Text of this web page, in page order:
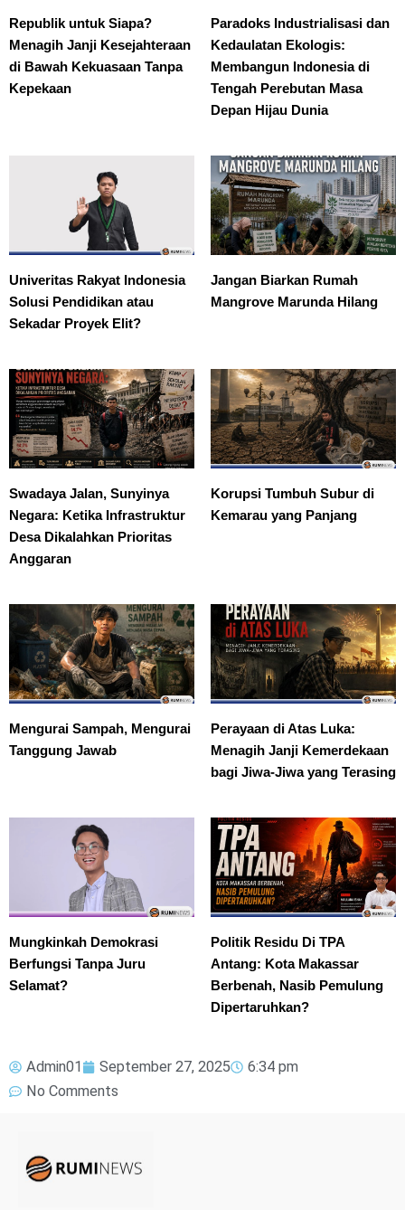
Republik untuk Siapa?
Menagih Janji Kesejahteraan
di Bawah Kekuasaan Tanpa
Kepekaan
Paradoks Industrialisasi dan
Kedaulatan Ekologis:
Membangun Indonesia di
Tengah Perebutan Masa
Depan Hijau Dunia
Univeritas Rakyat Indonesia
Solusi Pendidikan atau
Sekadar Proyek Elit?
Jangan Biarkan Rumah
Mangrove Marunda Hilang
Swadaya Jalan, Sunyinya
Negara: Ketika Infrastruktur
Desa Dikalahkan Prioritas
Anggaran
Korupsi Tumbuh Subur di
Kemarau yang Panjang
Mengurai Sampah, Mengurai
Tanggung Jawab
Perayaan di Atas Luka:
Menagih Janji Kemerdekaan
bagi Jiwa-Jiwa yang Terasing
Mungkinkah Demokrasi
Berfungsi Tanpa Juru
Selamat?
Politik Residu Di TPA
Antang: Kota Makassar
Berbenah, Nasib Pemulung
Dipertaruhkan?
Admin01 September 27, 2025
6:34 pm
No Comments